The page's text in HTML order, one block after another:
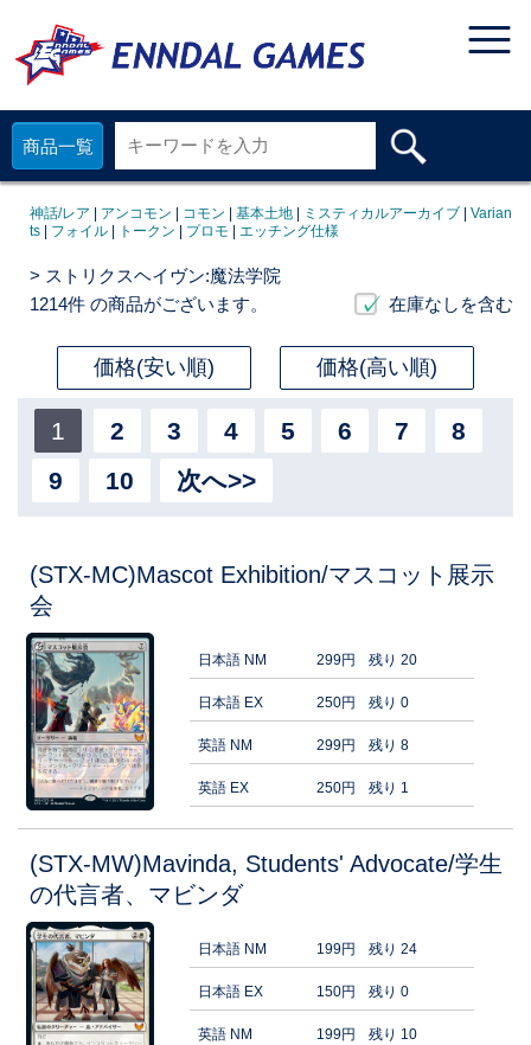
商品一覧
神話/レア アンコモン コモン 基本土地 ミスティカルアーカイブ
Varian
ts
フォイル トークン プロモ エッチング仕様
> ストリクスヘイヴン:魔法学院
1214件 の商品がございます。 在庫なしを含む
価格(安い順) 価格(高い順)
1 2 3 4 5 6 7
8
9
10 次へ>>
(STX-MC)Mascot Exhibition/マスコット展示
会
日本語 NM 299円 残り 20
日本語 EX 250円 残り 0
英語 NM 299円 残り 8
英語 EX 250円 残り 1
(STX-MW)Mavinda, Students' Advocate/学生
の代言者、マビンダ
日本語 NM 199円 残り 24
日本語 EX 150円 残り 0
英語 NM 199円 残り 10